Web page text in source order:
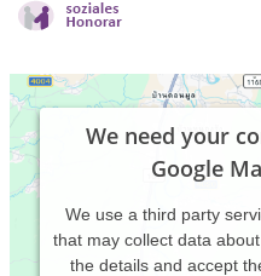
We need your
Google
We use a third party
that may collect data
the details and accept